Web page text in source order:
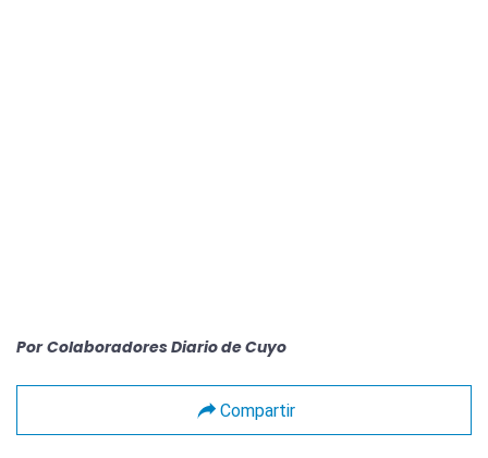
Por Colaboradores Diario de Cuyo
Compartir